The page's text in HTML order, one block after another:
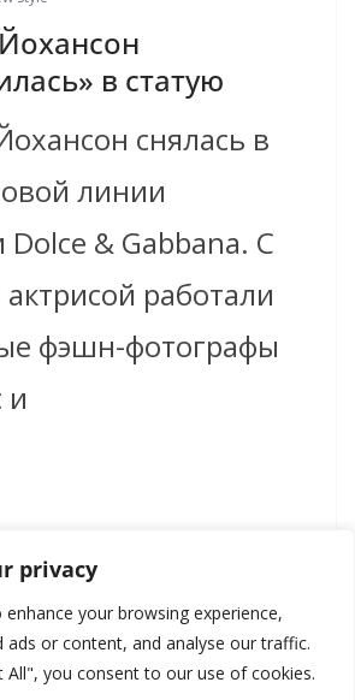
privacy
your browsing experience,
ads or content, and analyse our traffic.
All", you consent to our use of cookies.
в статую
снялась в
линии
Dolce & Gabbana. С
работали
фэшн-фотографы
и